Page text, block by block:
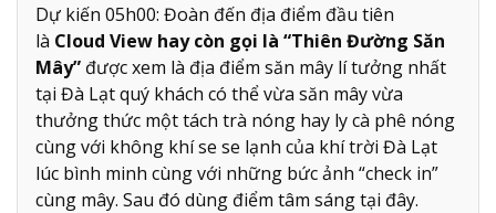
Dự kiến 05h00: Đoàn đến địa điểm đầu tiên
là Cloud View hay còn gọi là “Thiên Đường Săn
Mây” được xem là địa điểm săn mây lí tưởng nhất
tại Đà Lạt quý khách có thể vừa săn mây vừa
thưởng thức một tách trà nóng hay ly cà phê nóng
cùng với không khí se se lạnh của khí trời Đà Lạt
lúc bình minh cùng với những bức ảnh “check in”
cùng mây. Sau đó dùng điểm tâm sáng tại đây.